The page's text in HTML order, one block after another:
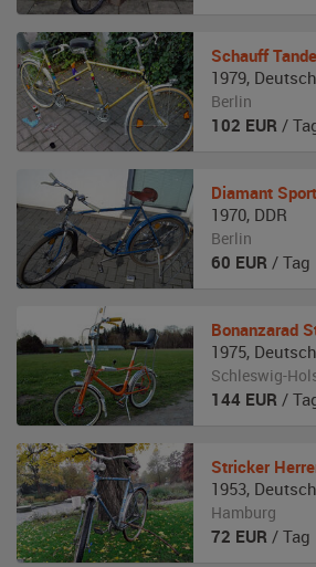
Schauff
1979,
Berlin
102 EUR /
Diamant
1970, DDR
Berlin
60 EUR / Tag
Bonanzarad
1975,
Schleswig-
144 EUR /
Stricker
1953,
Hamburg
72 EUR / Tag